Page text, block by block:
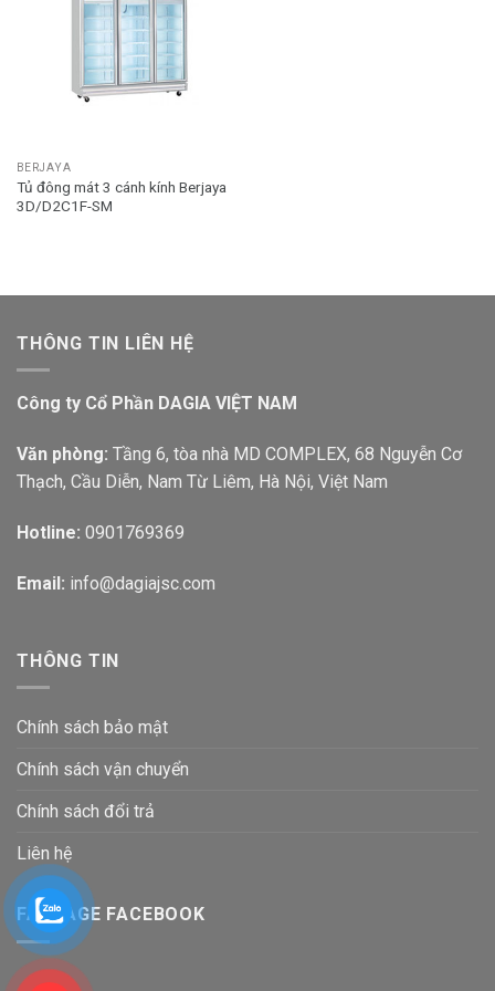
BERJAYA
Tủ đông mát 3 cánh kính Berjaya
3D/D2C1F-SM
THÔNG TIN LIÊN HỆ
Công ty Cổ Phần DAGIA VIỆT NAM
Văn phòng: Tầng 6, tòa nhà MD COMPLEX, 68 Nguyễn Cơ
Thạch, Cầu Diễn, Nam Từ Liêm, Hà Nội, Việt Nam
Hotline: 0901769369
Email: info@dagiajsc.com
THÔNG TIN
Chính sách bảo mật
Chính sách vận chuyển
Chính sách đổi trả
Liên hệ
FANPAGE FACEBOOK